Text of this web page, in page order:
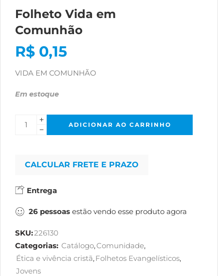
Folheto Vida em
Comunhão
R$ 0,15
VIDA EM COMUNHÃO
Em estoque
ADICIONAR AO CARRINHO
CALCULAR FRETE E PRAZO
Entrega
26 pessoas estão vendo esse produto agora
SKU:226130
Categorias: Catálogo,Comunidade,
Ética e vivência cristã,Folhetos Evangelísticos,
Jovens